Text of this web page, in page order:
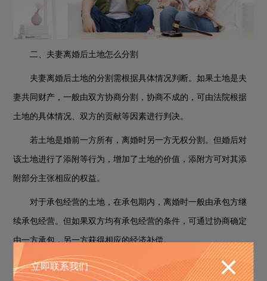
二、夫妻离婚后土地怎么分割
夫妻离婚后土地的分割需根据具体情况判断。如果土地是夫
妻共同财产，一般由双方协商分割，协商不成的，可由法院根据
土地的具体情况、双方的贡献等因素进行判决。
若土地是婚前一方所有，离婚时另一方无权分割。但婚后对
该土地进行了添附等行为，增加了土地的价值，添附方可对其添
附部分主张相应的权益。
对于承包经营的土地，在承包期内，离婚时一般由承包方继
续承包经营。但如果双方均有承包经营的条件，可通过协商确定
由一方承包，另一方获得相应的经济补偿。
此外，如果土地涉及农村集体土地等特殊情况，还需遵循农
立即联系我们